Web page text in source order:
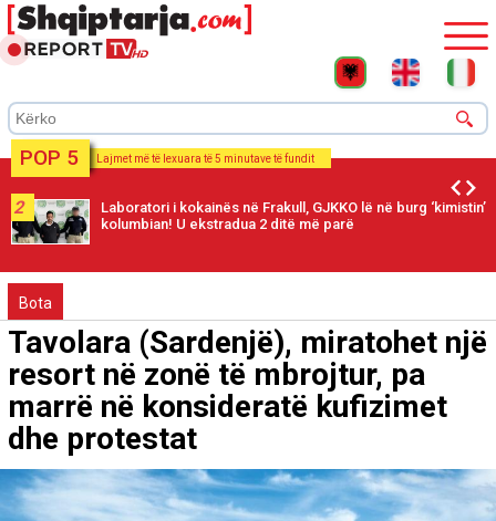
POP 5 Lajmet më të lexuara të 5 minutave të fundit
2
Laboratori i kokainës në Frakull, GJKKO lë në burg ‘kimistin’
kolumbian! U ekstradua 2 ditë më parë
Bota
Tavolara (Sardenjë), miratohet një
resort në zonë të mbrojtur, pa
marrë në konsideratë kufizimet
dhe protestat